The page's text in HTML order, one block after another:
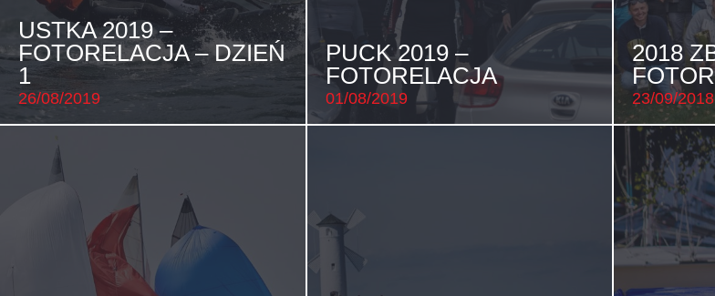
USTKA 2019 –
FOTORELACJA – DZIEŃ
1
26/08/2019
PUCK 2019 –
FOTORELACJA
01/08/2019
2018
23/09/2018